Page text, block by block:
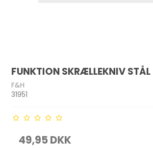
FUNKTION SKRÆLLEKNIV STÅL
F&H
31951
49,95 DKK